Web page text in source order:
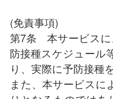
(免責事項)
第7条 本サービスに
防接種スケジュール
り、実際に予防接種
また、本サービスに